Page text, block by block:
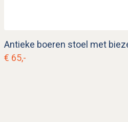
€ 65,-